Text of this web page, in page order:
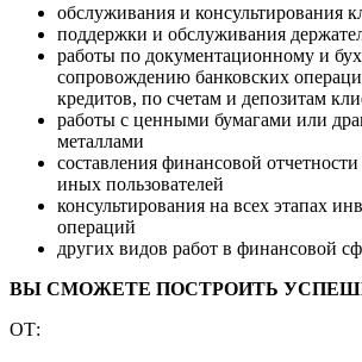
обслуживания и консультирования
поддержки и обслуживания
работы по документационному и
сопровождению банковских
кредитов, по счетам и депозитам
работы с ценными бумагами или
металлами
составления финансовой
иных пользователей
консультирования на всех этапах
операций
других видов работ в финансовой
ВЫ СМОЖЕТЕ ПОСТРОИТЬ
ОТ: